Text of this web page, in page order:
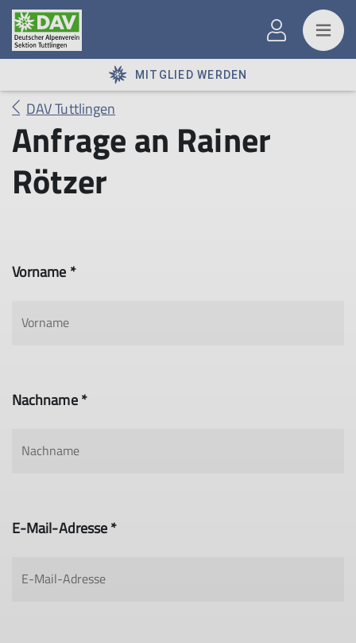
MITGLIED WERDEN
DAV Tuttlingen
Anfrage an Rainer
Rötzer
Vorname *
Nachname *
E-Mail-Adresse *